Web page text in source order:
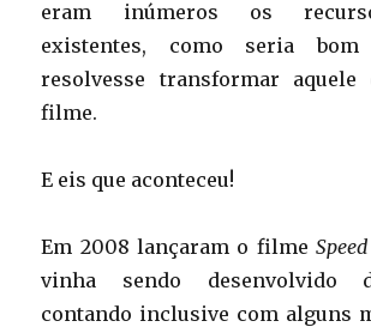
eram inúmeros os
existentes, como seria
resolvesse transformar aquele
filme.
E eis que aconteceu!
Em 2008 lançaram o filme
vinha sendo desenvolvido
contando inclusive com alguns